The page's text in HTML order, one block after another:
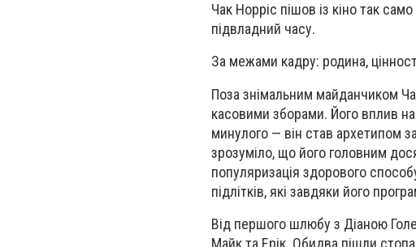
Чак Норріс пішов із кіно так
підвладний часу.
За межами кадру: родина,
Поза знімальним майданчиком
касовими зборами. Його вплив
минулого — він став архетипом
зрозуміло, що його головним
популяризація здорового
підлітків, які завдяки його
Від першого шлюбу з Діаною
Майк та Ерік. Обидва пішли